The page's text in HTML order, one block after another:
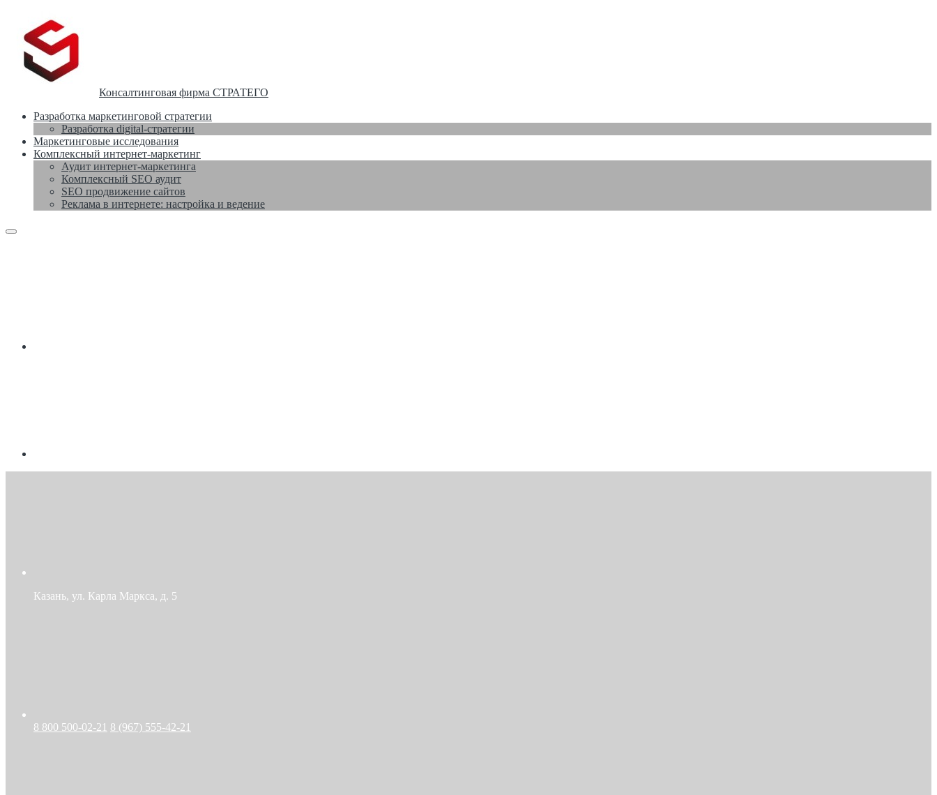
Консалтинговая фирма СТРАТЕГО
Разработка маркетинговой стратегии
Разработка digital-стратегии
Маркетинговые исследования
Комплексный интернет-маркетинг
Аудит интернет-маркетинга
Комплексный SEO аудит
SEO продвижение сайтов
Реклама в интернете: настройка и ведение
Казань, ул. Карла Маркса, д. 5
8 800 500-02-21 8 (967) 555-42-21